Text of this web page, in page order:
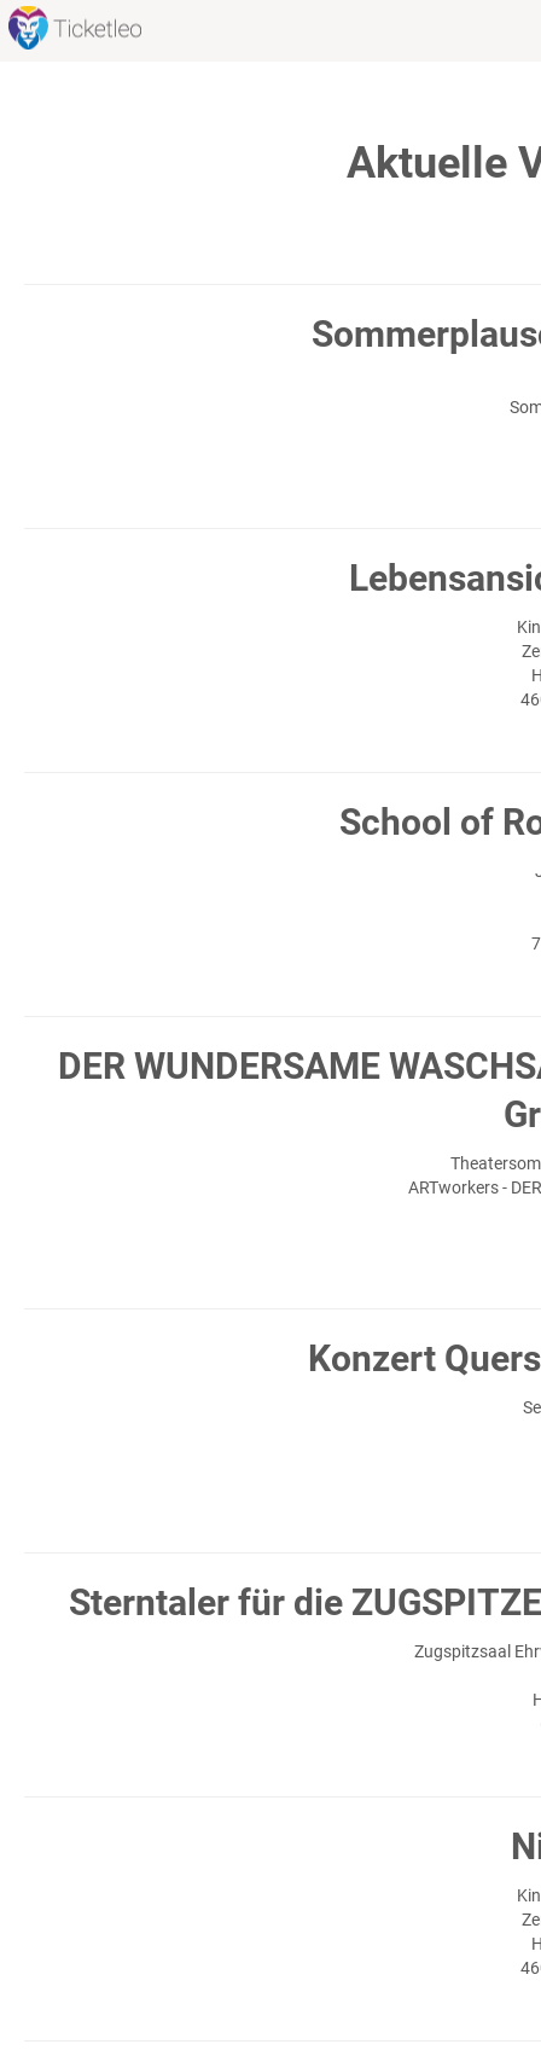
Aktuelle
School of
DER WUNDERSAME
ARTworkers -
Konzert
Sterntaler für die
Zugspitzsaal